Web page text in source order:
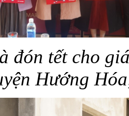
đón tết cho
Hướng